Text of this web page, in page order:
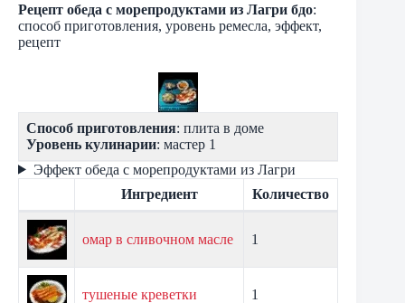
Рецепт обеда с морепродуктами из Лагри бдо:
способ приготовления, уровень ремесла, эффект,
рецепт
Способ приготовления: плита в доме
Уровень кулинарии: мастер 1
Эффект обеда с морепродуктами из Лагри
Ингредиент
Количество
омар в сливочном масле 1
тушеные креветки 1